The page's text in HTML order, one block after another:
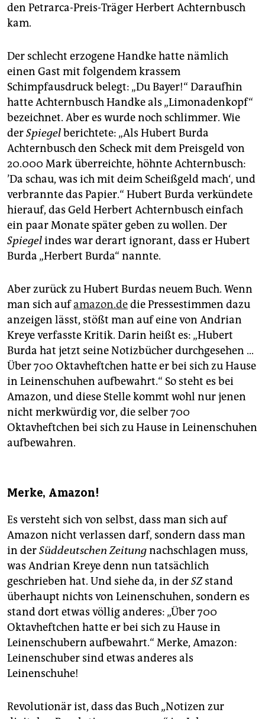
den Petrarca-Preis-Träger Herbert Achternbusch
kam.
Der schlecht erzogene Handke hatte nämlich
einen Gast mit folgendem krassem
Schimpfausdruck belegt: „Du Bayer!“ Daraufhin
hatte Achternbusch Handke als „Limonadenkopf“
bezeichnet. Aber es wurde noch schlimmer. Wie
derSpiegelberichtete: „Als Hubert Burda
Achternbusch den Scheck mit dem Preisgeld von
20.000 Mark überreichte, höhnte Achternbusch:
’Da schau, was ich mit deim Scheißgeld mach‘, und
verbrannte das Papier.“ Hubert Burda verkündete
hierauf, das Geld Herbert Achternbusch einfach
ein paar Monate später geben zu wollen. Der
Spiegelindes war derart ignorant, dass er Hubert
Burda „Herbert Burda“ nannte.
Aber zurück zu Hubert Burdas neuem Buch. Wenn
man sich aufamazon.dedie Pressestimmen dazu
anzeigen lässt, stößt man auf eine von Andrian
Kreye verfasste Kritik. Darin heißt es: „Hubert
Burda hat jetzt seine Notizbücher durchgesehen …
Über 700 Oktavheftchen hatte er bei sich zu Hause
in Leinenschuhen aufbewahrt.“ So steht es bei
Amazon, und diese Stelle kommt wohl nur jenen
nicht merkwürdig vor, die selber 700
Oktavheftchen bei sich zu Hause in Leinenschuhen
aufbewahren.
Merke, Amazon!
Es versteht sich von selbst, dass man sich auf
Amazon nicht verlassen darf, sondern dass man
in derSüddeutschen Zeitungnachschlagen muss,
was Andrian Kreye denn nun tatsächlich
geschrieben hat. Und siehe da, in derSZstand
überhaupt nichts von Leinenschuhen, sondern es
stand dort etwas völlig anderes: „Über 700
Oktavheftchen hatte er bei sich zu Hause in
Leinenschubern aufbewahrt.“ Merke, Amazon:
Leinenschuber sind etwas anderes als
Leinenschuhe!
Revolutionär ist, dass das Buch „Notizen zur